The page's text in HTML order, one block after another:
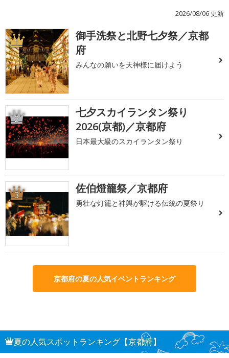
2026/08/06 更新
1
御手洗祭と北野七夕祭／京都
府
みんなの願いを天神様に届けよう
2
七夕スカイランタン祭り
2026(京都)／京都府
日本最大級のスカイランタン祭り
3 佐伯燈籠祭／京都府
勇壮な灯籠と神輿が駆ける伝統の夏祭り
京都府の夏の人気イベントランキング
夏の人気スポットランキング【京都府】